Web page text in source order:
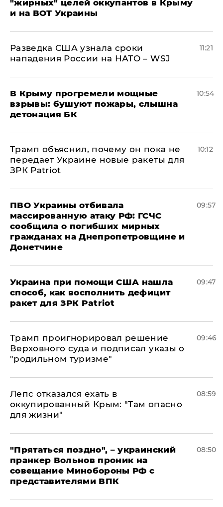
"жирных" целей оккупантов в Крыму
и на ВОТ Украины
Разведка США узнала сроки
нападения России на НАТО – WSJ
11:21
В Крыму прогремели мощные
взрывы: бушуют пожары, слышна
детонация БК
10:54
Трамп объяснил, почему он пока не
передает Украине новые ракеты для
ЗРК Patriot
10:12
ПВО Украины отбивала
массированную атаку РФ: ГСЧС
сообщила о погибших мирных
гражданах на Днепропетровщине и
Донетчине
09:57
Украина при помощи США нашла
способ, как восполнить дефицит
ракет для ЗРК Patriot
09:47
Трамп проигнорировал решение
Верховного суда и подписал указы о
"родильном туризме"
09:46
Лепс отказался ехать в
оккупированный Крым: "Там опасно
для жизни"
08:59
"Прятаться поздно", – украинский
пранкер Вольнов проник на
совещание Минобороны РФ с
представителями ВПК
08:50